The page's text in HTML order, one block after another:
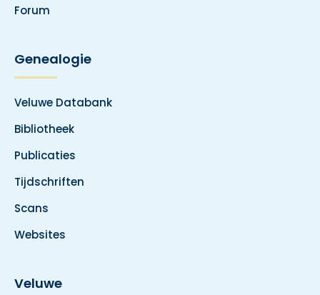
Forum
Genealogie
Veluwe Databank
Bibliotheek
Publicaties
Tijdschriften
Scans
Websites
Veluwe